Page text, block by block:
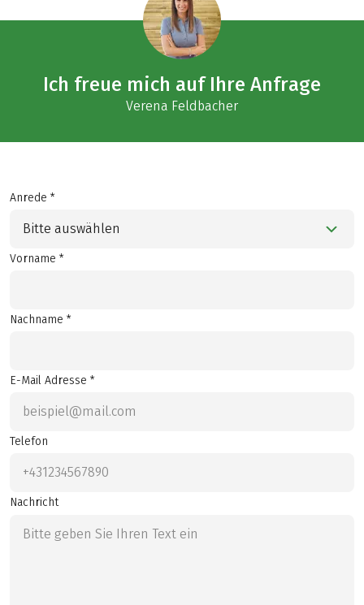
Ich freue mich auf Ihre Anfrage
Verena Feldbacher
Anrede *
Bitte auswählen
Vorname *
Nachname *
E-Mail Adresse *
Telefon
Nachricht